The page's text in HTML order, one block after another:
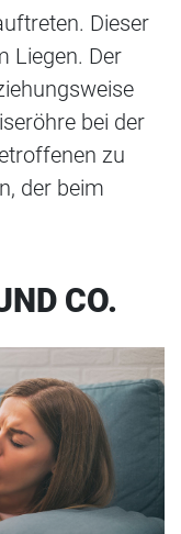
Dieser
Liegen. Der
bei der
zu
der beim
CO.